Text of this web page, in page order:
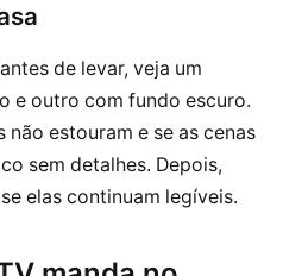
de levar, veja um
e outro com fundo escuro.
não estouram e se as cenas
sem detalhes. Depois,
elas continuam legíveis.